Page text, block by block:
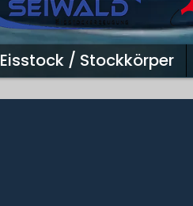
Eisstock / Stockkörper